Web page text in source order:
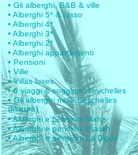
• Gli alberghi, B&B & ville
• Alberghi 5* & lusso
• Alberghi 4*
• Alberghi 3*
• Alberghi 2*
• Alberghi appartamenti
• Pensioni
• Ville
• Villas luxes
• 6 viaggi & soggiorni seychelles
• Gli alberghi nelle Seychelles
(Mappa)
• Alberghi e pensioni Mahe
• Alberghi e pensioni Praslin
• Alberghi e pensioni La Digue